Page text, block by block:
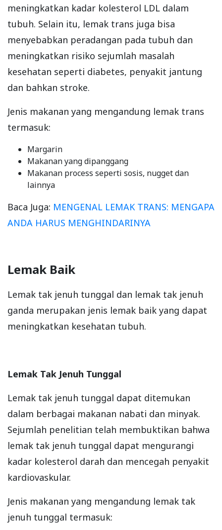
meningkatkan kadar kolesterol LDL dalam
tubuh. Selain itu, lemak trans juga bisa
menyebabkan peradangan pada tubuh dan
meningkatkan risiko sejumlah masalah
kesehatan seperti diabetes, penyakit jantung
dan bahkan stroke.
Jenis makanan yang mengandung lemak trans
termasuk:
Margarin
Makanan yang dipanggang
Makanan process seperti sosis, nugget dan
lainnya
Baca Juga: MENGENAL LEMAK TRANS: MENGAPA
ANDA HARUS MENGHINDARINYA
Lemak Baik
Lemak tak jenuh tunggal dan lemak tak jenuh
ganda merupakan jenis lemak baik yang dapat
meningkatkan kesehatan tubuh.
Lemak Tak Jenuh Tunggal
Lemak tak jenuh tunggal dapat ditemukan
dalam berbagai makanan nabati dan minyak.
Sejumlah penelitian telah membuktikan bahwa
lemak tak jenuh tunggal dapat mengurangi
kadar kolesterol darah dan mencegah penyakit
kardiovaskular.
Jenis makanan yang mengandung lemak tak
jenuh tunggal termasuk: